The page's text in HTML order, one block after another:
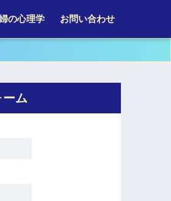
の心理学 お問い合わせ
ーム